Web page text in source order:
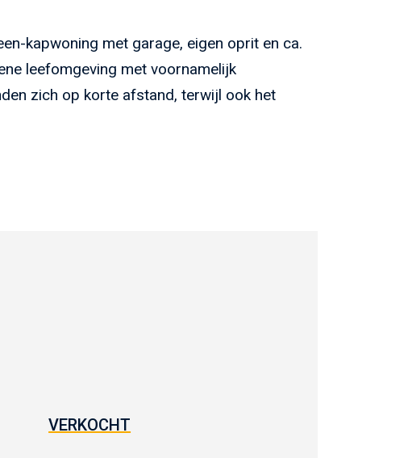
kapwoning met garage, eigen oprit en ca.
leefomgeving met voornamelijk
zich op korte afstand, terwijl ook het
VERKOCHT